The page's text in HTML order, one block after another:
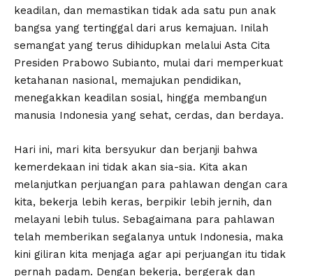
keadilan, dan memastikan tidak ada satu pun anak
bangsa yang tertinggal dari arus kemajuan. Inilah
semangat yang terus dihidupkan melalui Asta Cita
Presiden Prabowo Subianto, mulai dari memperkuat
ketahanan nasional, memajukan pendidikan,
menegakkan keadilan sosial, hingga membangun
manusia Indonesia yang sehat, cerdas, dan berdaya.
Hari ini, mari kita bersyukur dan berjanji bahwa
kemerdekaan ini tidak akan sia-sia. Kita akan
melanjutkan perjuangan para pahlawan dengan cara
kita, bekerja lebih keras, berpikir lebih jernih, dan
melayani lebih tulus. Sebagaimana para pahlawan
telah memberikan segalanya untuk Indonesia, maka
kini giliran kita menjaga agar api perjuangan itu tidak
pernah padam. Dengan bekerja, bergerak dan